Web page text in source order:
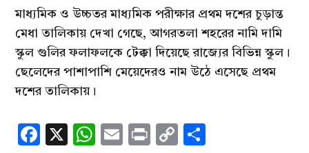
মাধ্যমিক ও উচ্চতর মাধ্যমিক পরীক্ষার প্রথম দশের চুড়ান্ত
মেধা তালিকায় দেখা গেছে, আগরতলা শহরের নামি দামি
স্কুল গুলির ফলাফলকে টেক্কা দিয়েছে রাজ্যের বিভিন্ন স্কুল।
ছেলেদের পাশাপাশি মেয়েদেরও নাম উঠে এসেছে প্রথম
দশের তালিকায়।
Facebook
X WhatsApp
EmailPrintCopy